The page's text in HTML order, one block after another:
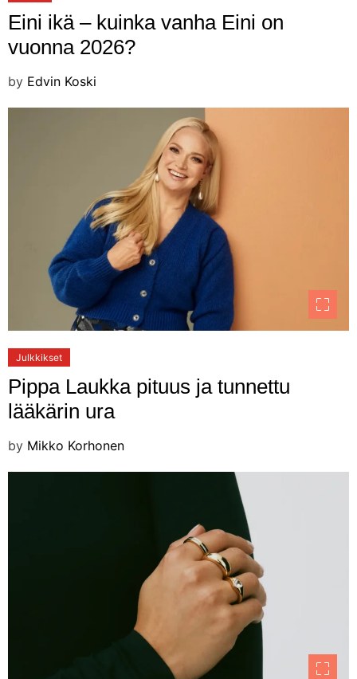
Eini ikä – kuinka vanha Eini on
vuonna 2026?
by Edvin Koski
Julkkikset
Pippa Laukka pituus ja tunnettu
lääkärin ura
by Mikko Korhonen